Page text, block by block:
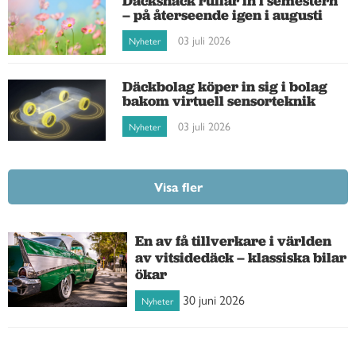
– på återseende igen i augusti
Nyheter 03 juli 2026
Däckbolag köper in sig i bolag
bakom virtuell sensorteknik
Nyheter 03 juli 2026
Visa fler
En av få tillverkare i världen
av vitsidedäck – klassiska bilar
ökar
Nyheter 30 juni 2026